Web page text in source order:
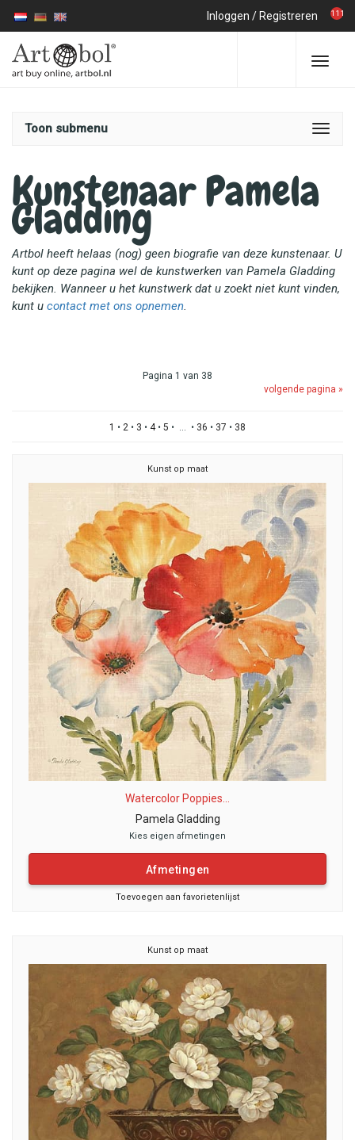
Inloggen / Registreren 111
Toon submenu
Kunstenaar Pamela
Gladding
Artbol heeft helaas (nog) geen biografie van deze kunstenaar. U
kunt op deze pagina wel de kunstwerken van Pamela Gladding
bekijken. Wanneer u het kunstwerk dat u zoekt niet kunt vinden,
kunt u contact met ons opnemen.
Pagina 1 van 38
volgende pagina »
1 • 2 • 3 • 4• 5 • ... • 36 • 37 • 38
Kunst op maat
Watercolor Poppies...
Pamela Gladding
Kies eigen afmetingen
Afmetingen
Toevoegen aan favorietenlijst
Kunst op maat